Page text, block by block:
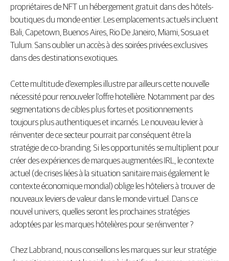
propriétaires de NFT un hébergement gratuit dans des hôtels-
boutiques du monde entier. Les emplacements actuels incluent
Bali, Capetown, Buenos Aires, Rio De Janeiro, Miami, Sosua et
Tulum. Sans oublier un accès à des soirées privées exclusives
dans des destinations exotiques.
Cette multitude d’exemples illustre par ailleurs cette nouvelle
nécessité pour renouveler l’offre hotellière. Notamment par des
segmentations de cibles plus fortes et positionnements
toujours plus authentiques et incarnés. Le nouveau levier à
réinventer de ce secteur pourrait par conséquent être la
stratégie de co-branding. Si les opportunités se multiplient pour
créer des expériences de marques augmentées IRL, le contexte
actuel (de crises liées à la situation sanitaire mais également le
contexte économique mondial) oblige les hôteliers à trouver de
nouveaux leviers de valeur dans le monde virtuel. Dans ce
nouvel univers, quelles seront les prochaines stratégies
adoptées par les marques hôtelières pour se réinventer ?
Chez Labbrand, nous conseillons les marques sur leur stratégie